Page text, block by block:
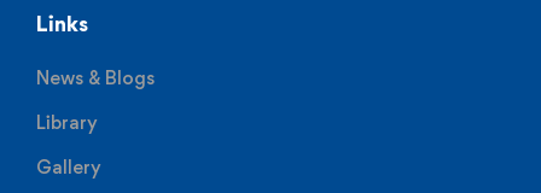
Links
News & Blogs
Library
Gallery